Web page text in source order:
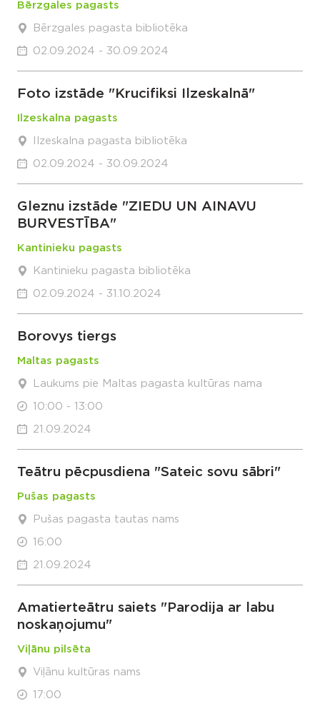
Bērzgales pagasts
Bērzgales pagasta bibliotēka
02.09.2024 - 30.09.2024
Foto izstāde "Krucifiksi Ilzeskalnā"
Ilzeskalna pagasts
Ilzeskalna pagasta bibliotēka
02.09.2024 - 30.09.2024
Gleznu izstāde "ZIEDU UN AINAVU
BURVESTĪBA"
Kantinieku pagasts
Kantinieku pagasta bibliotēka
02.09.2024 - 31.10.2024
Borovys tiergs
Maltas pagasts
Laukums pie Maltas pagasta kultūras nama
10:00 - 13:00
21.09.2024
Teātru pēcpusdiena "Sateic sovu sābri"
Pušas pagasts
Pušas pagasta tautas nams
16:00
21.09.2024
Amatierteātru saiets "Parodija ar labu
noskaņojumu"
Viļānu pilsēta
Viļānu kultūras nams
17:00